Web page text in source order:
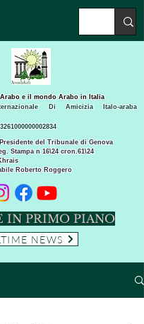
del Tribunale di Genova
Stampa n 16\24 cron.61\24
Roberto Roggero
Arabo e il mondo Arabo in Italia
Di Amicizia Italo-araba
IN PRIMO PIANO
NEWS